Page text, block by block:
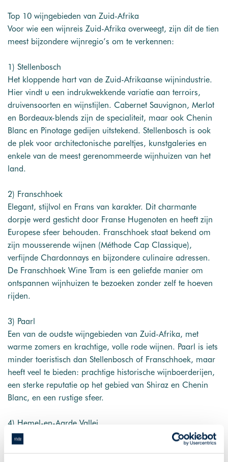
Top 10 wijngebieden van Zuid-Afrika
Voor wie een wijnreis Zuid-Afrika overweegt, zijn dit de tien
meest bijzondere wijnregio’s om te verkennen:
1) Stellenbosch
Het kloppende hart van de Zuid-Afrikaanse wijnindustrie.
Hier vindt u een indrukwekkende variatie aan terroirs,
druivensoorten en wijnstijlen. Cabernet Sauvignon, Merlot
en Bordeaux-blends zijn de specialiteit, maar ook Chenin
Blanc en Pinotage gedijen uitstekend. Stellenbosch is ook
de plek voor architectonische pareltjes, kunstgaleries en
enkele van de meest gerenommeerde wijnhuizen van het
land.
2) Franschhoek
Elegant, stijlvol en Frans van karakter. Dit charmante
dorpje werd gesticht door Franse Hugenoten en heeft zijn
Europese sfeer behouden. Franschhoek staat bekend om
zijn mousserende wijnen (Méthode Cap Classique),
verfijnde Chardonnays en bijzondere culinaire adressen.
De Franschhoek Wine Tram is een geliefde manier om
ontspannen wijnhuizen te bezoeken zonder zelf te hoeven
rijden.
3) Paarl
Een van de oudste wijngebieden van Zuid-Afrika, met
warme zomers en krachtige, volle rode wijnen. Paarl is iets
minder toeristisch dan Stellenbosch of Franschhoek, maar
heeft veel te bieden: prachtige historische wijnboerderijen,
een sterke reputatie op het gebied van Shiraz en Chenin
Blanc, en een rustige sfeer.
4) Hemel-en-Aarde Vallei
Vlak bij het kustplaatsje Hermanus ligt deze relatief jonge,